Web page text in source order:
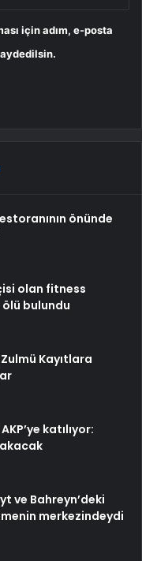
için adım, e-posta
önünde
olan fitness
bulundu
Kayıtlara
katılıyor:
ve Bahreyn’deki
merkezindeydi